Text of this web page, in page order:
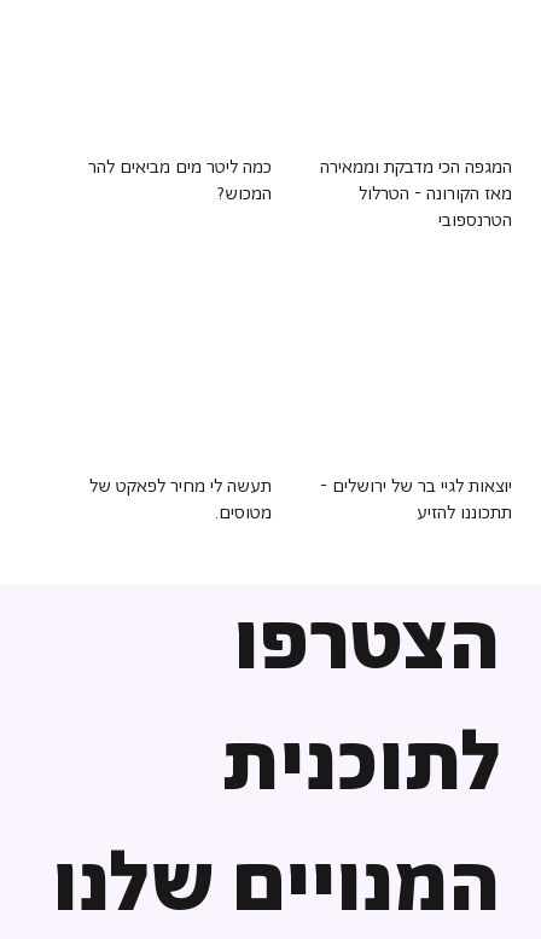
הצטרפו
לתוכנית
המנויים שלנו
המגפה הכי מדבקת וממאירה
מאז הקורונה - הטרלול
הטרנספובי
כמה ליטר מים מביאים להר
המכוש?
יוצאות לגיי בר של ירושלים -
תתכוננו להזיע
תעשה לי מחיר לפאקט של
מטוסים.